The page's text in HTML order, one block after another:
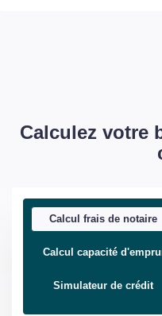
Calculez votre
Calcul frais de notaire
Calcul capacité
Simulateur de crédit